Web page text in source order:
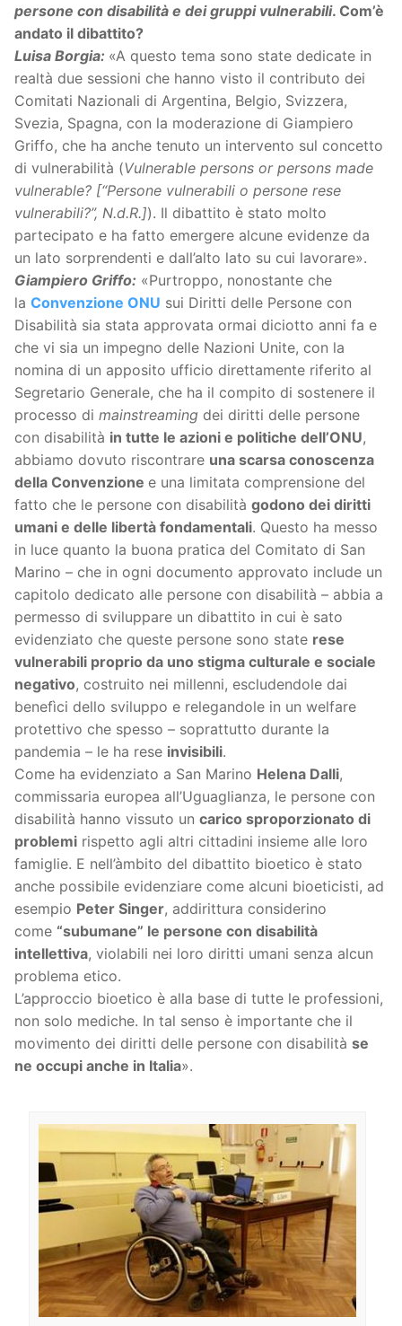
persone con disabilità e dei gruppi vulnerabili. Com’è
andato il dibattito?
Luisa Borgia: «A questo tema sono state dedicate in
realtà due sessioni che hanno visto il contributo dei
Comitati Nazionali di Argentina, Belgio, Svizzera,
Svezia, Spagna, con la moderazione di Giampiero
Griffo, che ha anche tenuto un intervento sul concetto
di vulnerabilità (Vulnerable persons or persons made
vulnerable? [“Persone vulnerabili o persone rese
vulnerabili?”, N.d.R.]). Il dibattito è stato molto
partecipato e ha fatto emergere alcune evidenze da
un lato sorprendenti e dall’alto lato su cui lavorare».
Giampiero Griffo: «Purtroppo, nonostante che
la Convenzione ONU sui Diritti delle Persone con
Disabilità sia stata approvata ormai diciotto anni fa e
che vi sia un impegno delle Nazioni Unite, con la
nomina di un apposito ufficio direttamente riferito al
Segretario Generale, che ha il compito di sostenere il
processo di mainstreaming dei diritti delle persone
con disabilità in tutte le azioni e politiche dell’ONU,
abbiamo dovuto riscontrare una scarsa conoscenza
della Convenzione e una limitata comprensione del
fatto che le persone con disabilità godono dei diritti
umani e delle libertà fondamentali. Questo ha messo
in luce quanto la buona pratica del Comitato di San
Marino – che in ogni documento approvato include un
capitolo dedicato alle persone con disabilità – abbia a
permesso di sviluppare un dibattito in cui è sato
evidenziato che queste persone sono state rese
vulnerabili proprio da uno stigma culturale e sociale
negativo, costruito nei millenni, escludendole dai
benefìci dello sviluppo e relegandole in un welfare
protettivo che spesso – soprattutto durante la
pandemia – le ha rese invisibili.
Come ha evidenziato a San Marino Helena Dalli,
commissaria europea all’Uguaglianza, le persone con
disabilità hanno vissuto un carico sproporzionato di
problemi rispetto agli altri cittadini insieme alle loro
famiglie. E nell’àmbito del dibattito bioetico è stato
anche possibile evidenziare come alcuni bioeticisti, ad
esempio Peter Singer, addirittura considerino
come “subumane” le persone con disabilità
intellettiva, violabili nei loro diritti umani senza alcun
problema etico.
L’approccio bioetico è alla base di tutte le professioni,
non solo mediche. In tal senso è importante che il
movimento dei diritti delle persone con disabilità se
ne occupi anche in Italia».